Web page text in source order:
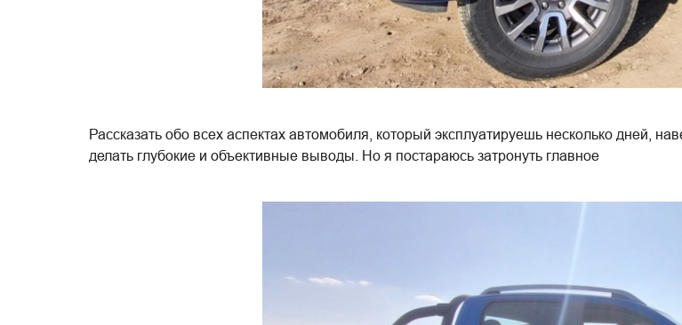
Рассказать обо всех аспектах автомобиля, который эксплуатируешь несколько дней,
делать глубокие и объективные выводы. Но я постараюсь затронуть главное